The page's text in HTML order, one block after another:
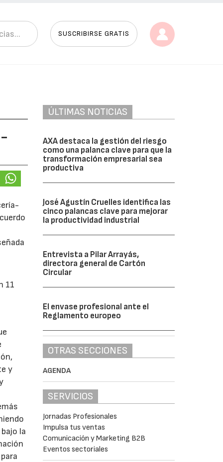
SUSCRIBIRSE GRATIS
11
y
la
ÚLTIMAS NOTICIAS
AXA destaca la gestión del riesgo
como una palanca clave para que la
transformación empresarial sea
productiva
José Agustín Cruelles identifica las
cinco palancas clave para mejorar
la productividad industrial
Entrevista a Pilar Arrayás,
directora general de Cartón
Circular
El envase profesional ante el
Reglamento europeo
OTRAS SECCIONES
AGENDA
SERVICIOS
Jornadas Profesionales
Impulsa tus ventas
Comunicación y Marketing B2B
Eventos sectoriales